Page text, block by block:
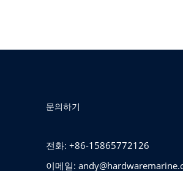
문의하기
전화: +86-15865772126
이메일: